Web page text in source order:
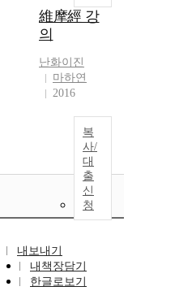
維摩經 강
의
난화이진
마하연
2016
복
사/
대
출
신
청
내보내기
내책장담기
한글로보기